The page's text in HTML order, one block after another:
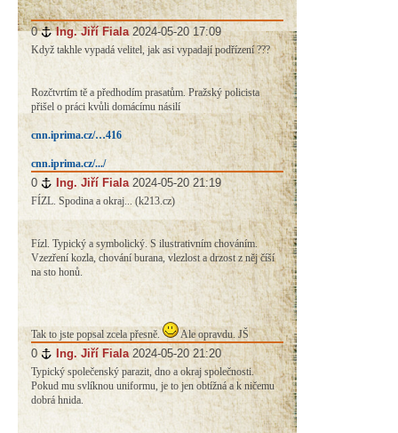
0 # Ing. Jiří Fiala 2024-05-20 17:09
Když takhle vypadá velitel, jak asi vypadají podřízení ???
Rozčtvrtím tě a předhodím prasatům. Pražský policista
přišel o práci kvůli domácímu násilí
cnn.iprima.cz/…416
cnn.iprima.cz/.../
0 # Ing. Jiří Fiala 2024-05-20 21:19
FÍZL. Spodina a okraj... (k213.cz)
Fízl. Typický a symbolický. S ilustrativním chováním.
Vzezření kozla, chování burana, vlezlost a drzost z něj číší
na sto honů.
Tak to jste popsal zcela přesně. Ale opravdu. JŠ
0 # Ing. Jiří Fiala 2024-05-20 21:20
Typický společenský parazit, dno a okraj společnosti.
Pokud mu svlíknou uniformu, je to jen obtížná a k ničemu
dobrá hnida.